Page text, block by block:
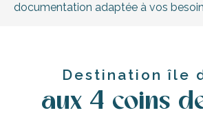
documentation adaptée à vos
Destination île
aux 4 coins